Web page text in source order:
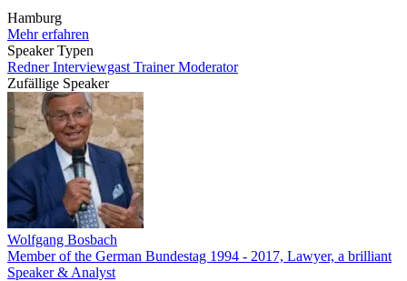
Hamburg
Mehr erfahren
Speaker Typen
RednerInterviewgast TrainerModerator
Zufällige Speaker
Wolfgang Bosbach
Member of the German Bundestag 1994 - 2017, Lawyer, a brilliant
Speaker & Analyst